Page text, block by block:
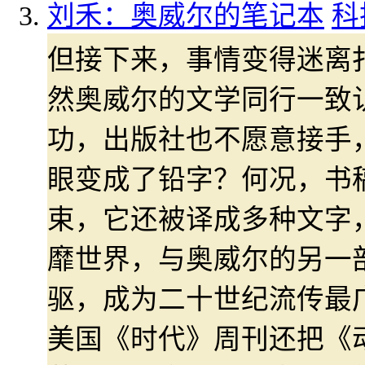
刘禾：奥威尔的笔记本
但接下来，事情变得迷
然奥威尔的文学同行一
功，出版社也不愿意接
眼变成了铅字？何况，
束，它还被译成多种文
靡世界，与奥威尔的另
驱，成为二十世纪流传最
美国《时代》周刊还把